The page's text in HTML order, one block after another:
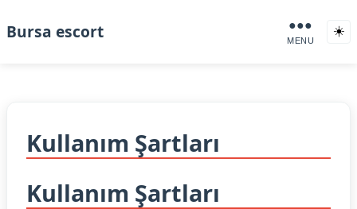
Bursa escort ●●●
MENU
☀️
Kullanım Şartları
Kullanım Şartları